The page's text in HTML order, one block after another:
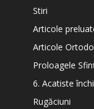
Stiri
Articole
Articole
Proloagele
6. Acatiste
Rugăciuni